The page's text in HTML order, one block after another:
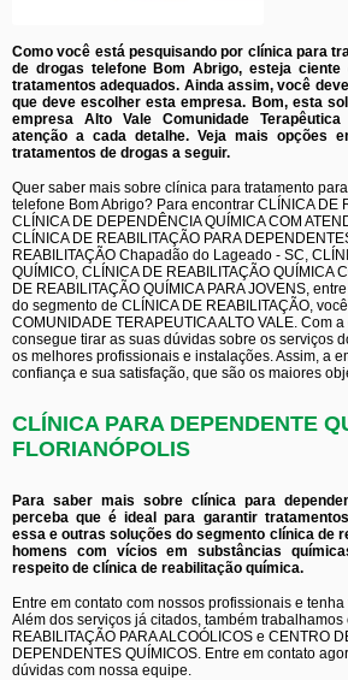
Como você está pesquisando por clínica para
de drogas telefone Bom Abrigo, esteja
tratamentos adequados. Ainda assim, você
que deve escolher esta empresa. Bom, esta
empresa Alto Vale Comunidade
atenção a cada detalhe. Veja mais opções
tratamentos de drogas a seguir.
Quer saber mais sobre clínica para tratamento
telefone Bom Abrigo? Para encontrar CLÍNICA DE
CLÍNICA DE DEPENDÊNCIA QUÍMICA COM
CLÍNICA DE REABILITAÇÃO PARA
REABILITAÇÃO Chapadão do Lageado - SC,
QUÍMICO, CLÍNICA DE REABILITAÇÃO QUÍMICA
DE REABILITAÇÃO QUÍMICA PARA JOVENS,
do segmento de CLÍNICA DE REABILITAÇÃO,
COMUNIDADE TERAPEUTICA ALTO VALE. Com
consegue tirar as suas dúvidas sobre os serviços
os melhores profissionais e instalações. Assim, a
confiança e sua satisfação, que são os maiores
CLÍNICA PARA DEPENDENTE
FLORIANÓPOLIS
Para saber mais sobre clínica para
perceba que é ideal para garantir
essa e outras soluções do segmento clínica de
homens com vícios em substâncias
respeito de clínica de reabilitação química.
Entre em contato com nossos profissionais e
Além dos serviços já citados, também trabalhamos
REABILITAÇÃO PARA ALCOÓLICOS e CENTRO
DEPENDENTES QUÍMICOS. Entre em contato
dúvidas com nossa equipe.